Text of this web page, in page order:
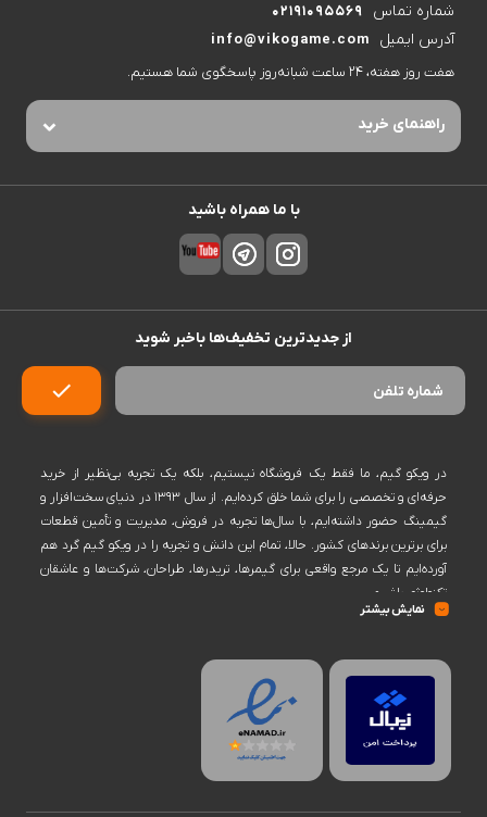
شماره تماس
02191095569
آدرس ایمیل
info@vikogame.com
هفت روز هفته، ۲۴ ساعت شبانه‌روز پاسخگوی شما هستیم.
راهنمای خرید
با ما همراه باشید
از جدیدترین تخفیف‌ها باخبر شوید
در ویکو گیم، ما فقط یک فروشگاه نیستیم، بلکه یک تجربه بی‌نظیر از خرید
حرفه‌ای و تخصصی را برای شما خلق کرده‌ایم. از سال ۱۳۹۳ در دنیای سخت‌افزار و
گیمینگ حضور داشته‌ایم، با سال‌ها تجربه در فروش، مدیریت و تأمین قطعات
برای برترین برندهای کشور. حالا، تمام این دانش و تجربه را در ویکو گیم گرد هم
آورده‌ایم تا یک مرجع واقعی برای گیمرها، تریدرها، طراحان، شرکت‌ها و عاشقان
تکنولوژی باشیم.
نمایش بیشتر